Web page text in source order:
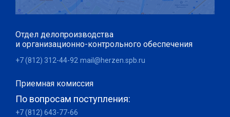
Отдел делопроизводства
и организационно-контрольного обеспечения
+7 (812) 312-44-92 mail@herzen.spb.ru
Приемная комиссия
По вопросам поступления:
+7 (812) 643-77-66